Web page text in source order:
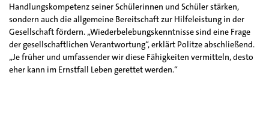
Handlungskompetenz seiner Schülerinnen und Schüler stärken,
sondern auch die allgemeine Bereitschaft zur Hilfeleistung in der
Gesellschaft fördern. „Wiederbelebungskenntnisse sind eine Frage
der gesellschaftlichen Verantwortung“, erklärt Politze abschließend.
„Je früher und umfassender wir diese Fähigkeiten vermitteln, desto
eher kann im Ernstfall Leben gerettet werden.“